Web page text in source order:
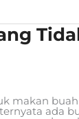
makan
ada